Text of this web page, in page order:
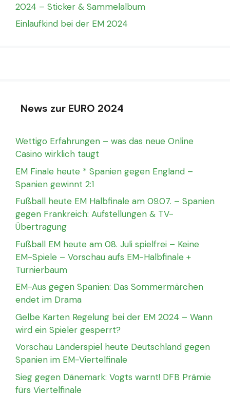
2024 – Sticker & Sammelalbum
Einlaufkind bei der EM 2024
News zur EURO 2024
Wettigo Erfahrungen – was das neue Online
Casino wirklich taugt
EM Finale heute * Spanien gegen England –
Spanien gewinnt 2:1
Fußball heute EM Halbfinale am 09.07. – Spanien
gegen Frankreich: Aufstellungen & TV-
Übertragung
Fußball EM heute am 08. Juli spielfrei – Keine
EM-Spiele – Vorschau aufs EM-Halbfinale +
Turnierbaum
EM-Aus gegen Spanien: Das Sommermärchen
endet im Drama
Gelbe Karten Regelung bei der EM 2024 – Wann
wird ein Spieler gesperrt?
Vorschau Länderspiel heute Deutschland gegen
Spanien im EM-Viertelfinale
Sieg gegen Dänemark: Vogts warnt! DFB Prämie
fürs Viertelfinale